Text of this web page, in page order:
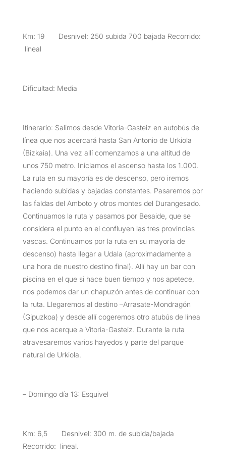
Km: 19 Desnivel: 250 subida 700 bajada Recorrido:
lineal
Dificultad: Media
Itinerario: Salimos desde Vitoria-Gasteiz en autobús de
línea que nos acercará hasta San Antonio de Urkiola
(Bizkaia). Una vez allí comenzamos a una altitud de
unos 750 metro. Iniciamos el ascenso hasta los 1.000.
La ruta en su mayoría es de descenso, pero iremos
haciendo subidas y bajadas constantes. Pasaremos por
las faldas del Amboto y otros montes del Durangesado.
Continuamos la ruta y pasamos por Besaide, que se
considera el punto en el confluyen las tres provincias
vascas. Continuamos por la ruta en su mayoría de
descenso) hasta llegar a Udala (aproximadamente a
una hora de nuestro destino final). Allí hay un bar con
piscina en el que si hace buen tiempo y nos apetece,
nos podemos dar un chapuzón antes de continuar con
la ruta. Llegaremos al destino –Arrasate-Mondragón
(Gipuzkoa) y desde allí cogeremos otro atubús de línea
que nos acerque a Vitoria-Gasteiz. Durante la ruta
atravesaremos varios hayedos y parte del parque
natural de Urkiola.
– Domingo día 13: Esquivel
Km: 6,5 Desnivel: 300 m. de subida/bajada
Recorrido: lineal.